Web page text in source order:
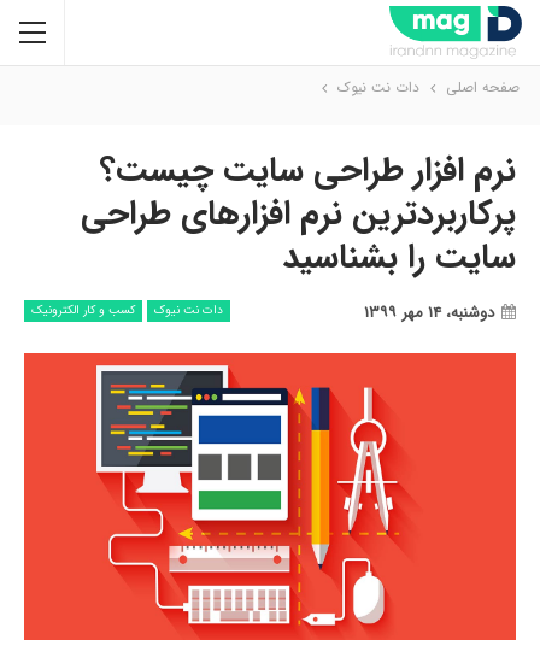
صفحه اصلی دات نت نیوک
نرم افزار طراحی سایت چیست؟
پرکاربردترین نرم افزارهای طراحی
سایت را بشناسید
دات نت نیوک کسب و کار الکترونیک دوشنبه، ۱۴ مهر ۱۳۹۹